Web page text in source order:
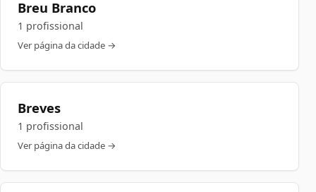
Breu Branco
1 profissional
Ver página da cidade →
Breves
1 profissional
Ver página da cidade →